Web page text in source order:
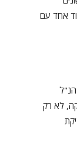
אחד עם
לא רק